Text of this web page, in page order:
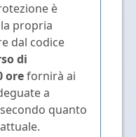
è
propria
dal codice
di
orefornirà ai
a
quanto